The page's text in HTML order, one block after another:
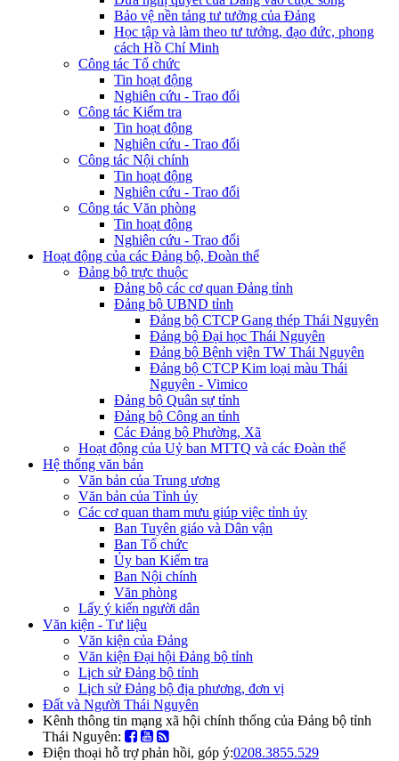
Bảo vệ nền tảng tư tưởng của Đảng
Học tập và làm theo tư tưởng, đạo đức, phong
cách Hồ Chí Minh
Công tác Tổ chức
Tin hoạt động
Nghiên cứu - Trao đổi
Công tác Kiểm tra
Tin hoạt động
Nghiên cứu - Trao đổi
Công tác Nội chính
Tin hoạt động
Nghiên cứu - Trao đổi
Công tác Văn phòng
Tin hoạt động
Nghiên cứu - Trao đổi
Hoạt động của các Đảng bộ, Đoàn thể
Đảng bộ trực thuộc
Đảng bộ các cơ quan Đảng tỉnh
Đảng bộ UBND tỉnh
Đảng bộ CTCP Gang thép Thái Nguyên
Đảng bộ Đại học Thái Nguyên
Đảng bộ Bệnh viện TW Thái Nguyên
Đảng bộ CTCP Kim loại màu Thái
Nguyên - Vimico
Đảng bộ Quân sự tỉnh
Đảng bộ Công an tỉnh
Các Đảng bộ Phường, Xã
Hoạt động của Uỷ ban MTTQ và các Đoàn thể
Hệ thống văn bản
Văn bản của Trung ương
Văn bản của Tỉnh ủy
Các cơ quan tham mưu giúp việc tỉnh ủy
Ban Tuyên giáo và Dân vận
Ban Tổ chức
Ủy ban Kiểm tra
Ban Nội chính
Văn phòng
Lấy ý kiến người dân
Văn kiện - Tư liệu
Văn kiện của Đảng
Văn kiện Đại hội Đảng bộ tỉnh
Lịch sử Đảng bộ tỉnh
Lịch sử Đảng bộ địa phương, đơn vị
Đất và Người Thái Nguyên
Kênh thông tin mạng xã hội chính thống của Đảng bộ tỉnh
Thái Nguyên:
Điện thoại hỗ trợ phản hồi, góp ý:0208.3855.529